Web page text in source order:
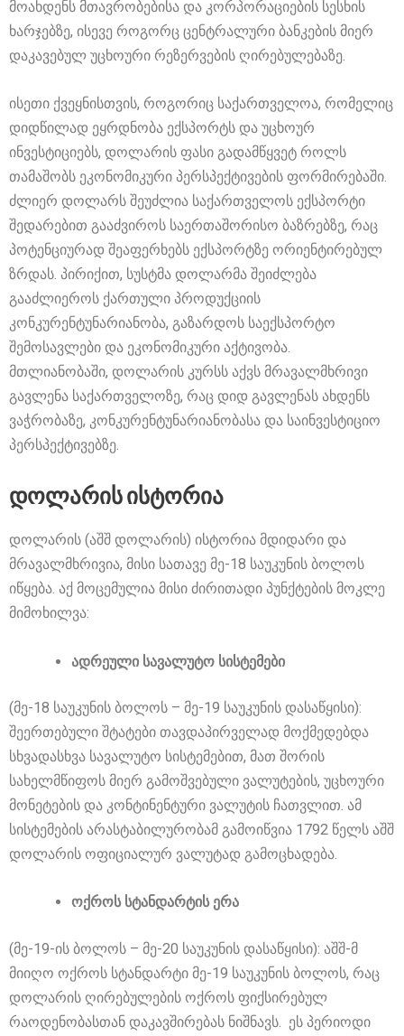
მოახდენს მთავრობებისა და კორპორაციების სესხის
ხარჯებზე, ისევე როგორც ცენტრალური ბანკების მიერ
დაკავებულ უცხოური რეზერვების ღირებულებაზე.
ისეთი ქვეყნისთვის, როგორიც საქართველოა, რომელიც
დიდწილად ეყრდნობა ექსპორტს და უცხოურ
ინვესტიციებს, დოლარის ფასი გადამწყვეტ როლს
თამაშობს ეკონომიკური პერსპექტივების ფორმირებაში.
ძლიერ დოლარს შეუძლია საქართველოს ექსპორტი
შედარებით გააძვიროს საერთაშორისო ბაზრებზე, რაც
პოტენციურად შეაფერხებს ექსპორტზე ორიენტირებულ
ზრდას. პირიქით, სუსტმა დოლარმა შეიძლება
გააძლიეროს ქართული პროდუქციის
კონკურენტუნარიანობა, გაზარდოს საექსპორტო
შემოსავლები და ეკონომიკური აქტივობა.
მთლიანობაში, დოლარის კურსს აქვს მრავალმხრივი
გავლენა საქართველოზე, რაც დიდ გავლენას ახდენს
ვაჭრობაზე, კონკურენტუნარიანობასა და საინვესტიციო
პერსპექტივებზე.
დოლარის ისტორია
დოლარის (აშშ დოლარის) ისტორია მდიდარი და
მრავალმხრივია, მისი სათავე მე-18 საუკუნის ბოლოს
იწყება. აქ მოცემულია მისი ძირითადი პუნქტების მოკლე
მიმოხილვა:
ადრეული სავალუტო სისტემები
(მე-18 საუკუნის ბოლოს – მე-19 საუკუნის დასაწყისი):
შეერთებული შტატები თავდაპირველად მოქმედებდა
სხვადასხვა სავალუტო სისტემებით, მათ შორის
სახელმწიფოს მიერ გამოშვებული ვალუტების, უცხოური
მონეტების და კონტინენტური ვალუტის ჩათვლით. ამ
სისტემების არასტაბილურობამ გამოიწვია 1792 წელს აშშ
დოლარის ოფიციალურ ვალუტად გამოცხადება.
ოქროს სტანდარტის ერა
(მე-19-ის ბოლოს – მე-20 საუკუნის დასაწყისი): აშშ-მ
მიიღო ოქროს სტანდარტი მე-19 საუკუნის ბოლოს, რაც
დოლარის ღირებულების ოქროს ფიქსირებულ
რაოდენობასთან დაკავშირებას ნიშნავს. ეს პერიოდი